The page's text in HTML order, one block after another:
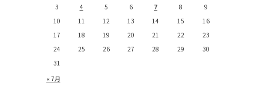
« 7月
3
4 5 6 7 8
9
10
11 12 13 14 15
16
17
18 19 20 21 22
23
24
25 26 27 28 29
30
31